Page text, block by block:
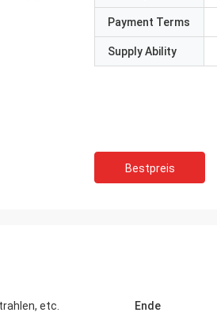
Payment Terms
Supply Ability
Bestpreis
etc. Ende